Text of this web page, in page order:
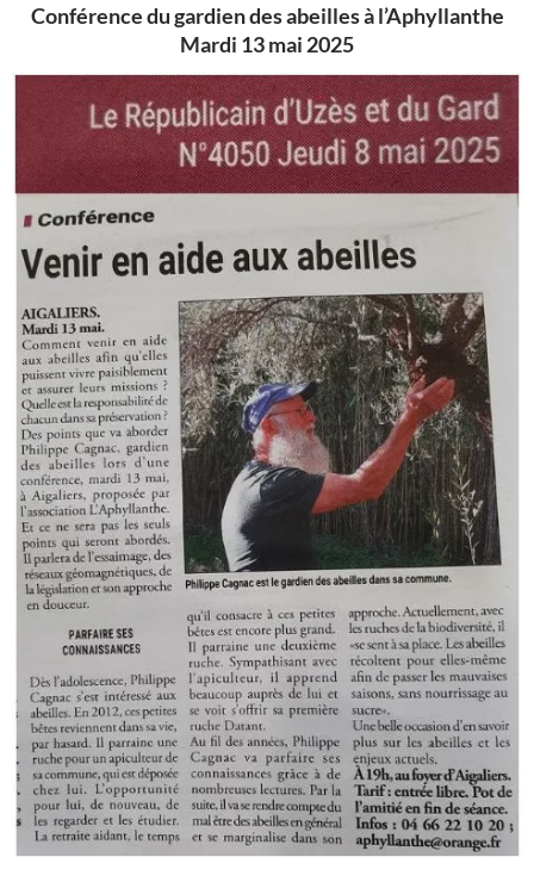
Conférence du gardien des abeilles à l’Aphyllanthe
Mardi 13 mai 2025